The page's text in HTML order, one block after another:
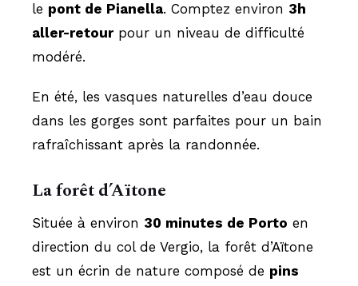
le pont de Pianella. Comptez environ 3h
aller-retourpour un niveau de difficulté
modéré.
En été, les vasques naturelles d’eau douce
dans les gorges sont parfaites pour un bain
rafraîchissant après la randonnée.
La forêt d’Aïtone
Située à environ 30 minutes de Porto en
direction du col de Vergio, la forêt d’Aïtone
est un écrin de nature composé de pins